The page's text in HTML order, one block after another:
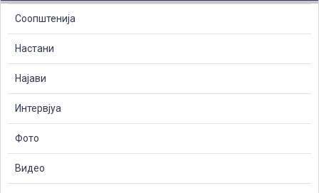
Соопштенија
Настани
Најави
Интервјуа
Фото
Видео